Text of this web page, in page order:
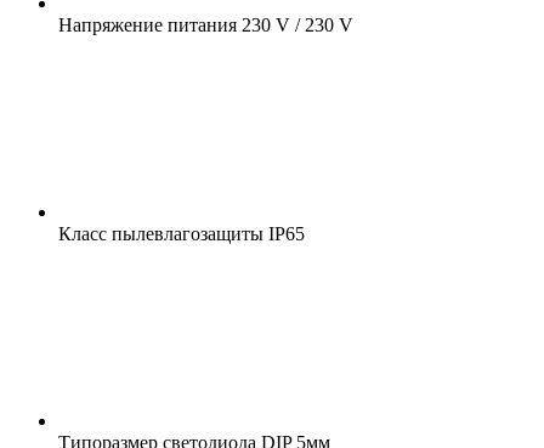
Напряжение питания 230 V / 230 V
Класс пылевлагозащиты IP65
Типоразмер светодиода DIP 5мм